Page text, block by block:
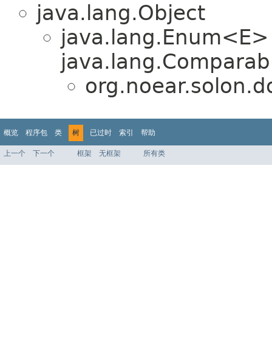
java.lang.Object
概览 程序包 类 树 已过时 索引 帮助
上一个 下一个 框架 无框架 所有类